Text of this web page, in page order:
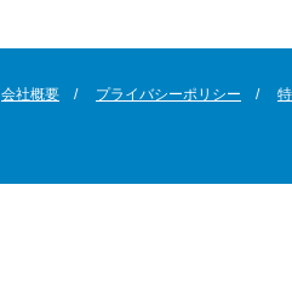
会社概要 プライバシーポリシー